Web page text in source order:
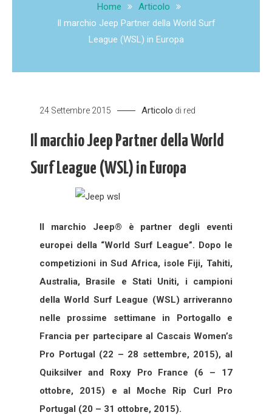
Home
Articolo
Il marchio Jeep Partner della World Surf
League (WSL) in Europa
24 Settembre 2015 Articolo di red
Il marchio Jeep Partner della World
Surf League (WSL) in Europa
Il marchio Jeep® è partner degli eventi
europei della “World Surf League”. Dopo le
competizioni in Sud Africa, isole Fiji, Tahiti,
Australia, Brasile e Stati Uniti, i campioni
della World Surf League (WSL) arriveranno
nelle prossime settimane in Portogallo e
Francia per partecipare al Cascais Women’s
Pro Portugal (22 – 28 settembre, 2015), al
Quiksilver and Roxy Pro France (6 – 17
ottobre, 2015) e al Moche Rip Curl Pro
Portugal (20 – 31 ottobre, 2015).